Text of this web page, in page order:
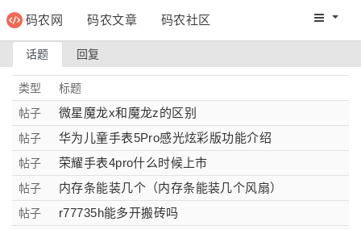
码农网 码农文章 码农社区 码农网
话题 回复
类型
标题
帖子
微星魔龙x和魔龙z的区别
帖子 华为儿童手表5Pro感光炫彩版功能介绍
帖子 荣耀手表4pro什么时候上市
帖子 内存条能装几个（内存条能装几个风扇）
帖子 r77735h能多开搬砖吗